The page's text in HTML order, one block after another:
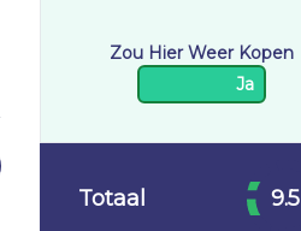
Zou Hier Weer Kopen
Ja
Totaal 9.5